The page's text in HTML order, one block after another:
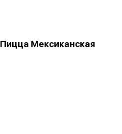
Пицца Мексиканская